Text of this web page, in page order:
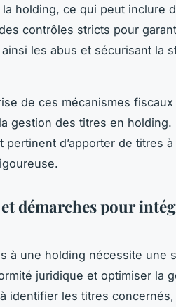
la holding, ce qui peut inclure
contrôles stricts pour
les abus et sécurisant la
de ces mécanismes
gestion des titres en
pertinent d’apporter de titres
démarches pour
à une holding nécessite une
juridique et optimiser la
identifier les titres concernés,